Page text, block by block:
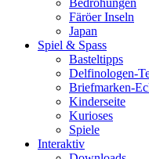
Bedrohungen
Färöer Inseln
Japan
Spiel & Spass
Basteltipps
Delfinologen-
Briefmarken-
Kinderseite
Kurioses
Spiele
Interaktiv